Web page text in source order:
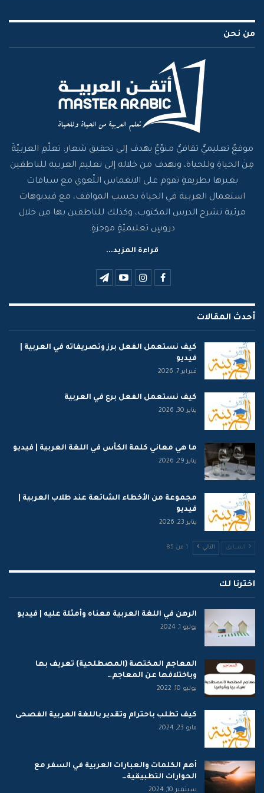
من نحن
موقعٌ تعليميٌّ ثقافيٌّ منوّعٌ يهدف إلى تحقيق شعار: تعلّمِ العربيّةَ
مِنَ الحياةِ وللحياة، ونهدف من خلاله إلى تعليم العربية للناطقين
بغيرها بطريقةٍ تقوم على الانغماس اللّغوي مع سياقات
استعمال العربية في الحياة بحسب المواقف، مع فيديوهات
مرئية تشرح الدرس المكتوب، وكذلك للناطقين بها من خلال
دروسٍ تعليميّةٍ موجزةٍ.
قراءة المزيد...
أحدث المقالات
كيف نستعمل الفعل برز وتصريفاته في العربية |
فيديو
فبراير 7, 2026
كيف نستعمل الفعل برع في العربية
يناير 30, 2026
ما هي معاني كلمة الكأس في اللغة العربية | فيديو
يناير 29, 2026
مجموعة من الأخطاء الشائعة عند طلاب العربية |
فيديو
يناير 23, 2026
السابق التالي 1 من 85
اخترنا لك
الرهن في اللغة العربية معناه وأمثلة عليه | فيديو
يوليو 1, 2024
المعاجم المختصة (المصطلحية) تعريف بها
وباختلافها عن المعاجم…
يوليو 10, 2022
كيف تطلب باحترام وتقدير باللغة العربية الفصحى
مايو 23, 2024
أهم الكلمات والعبارات العربية في السفر مع
الحوارات التطبيقية…
سبتمبر 10, 2024